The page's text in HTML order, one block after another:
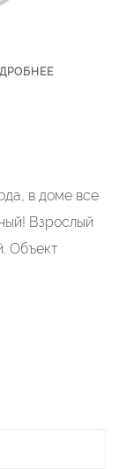
в доме все
Взрослый
Объект